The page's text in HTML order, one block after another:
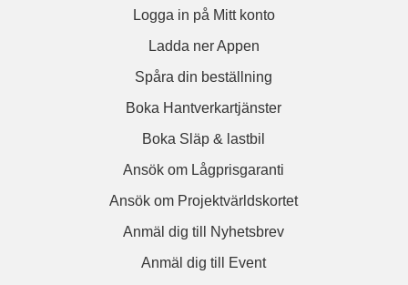
Logga in på Mitt konto
Ladda ner Appen
Spåra din beställning
Boka Hantverkartjänster
Boka Släp & lastbil
Ansök om Lågprisgaranti
Ansök om Projektvärldskortet
Anmäl dig till Nyhetsbrev
Anmäl dig till Event